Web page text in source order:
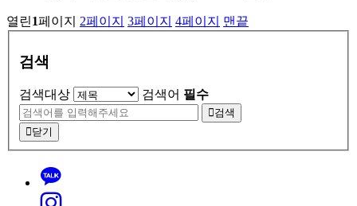
열린1페이지 2페이지 3페이지 4페이지 맨끝
검색
검색대상 검색어 필수
검색
닫기